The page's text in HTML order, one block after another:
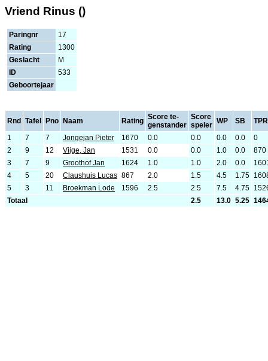
Vriend Rinus ()
Paringnr
17
Rating
1300
Geslacht
M
ID
533
Geboortejaar
Rnd Tafel Pno Naam Rating Score te-
genstander
Score
speler WP SB
TPR
1
7 7 Jongejan Pieter 1670 0.0 0.0 0.0 0.0
0
2
9 12 Vijge, Jan 1531 0.0 0.0 1.0 0.0
870
3
7 9 Groothof Jan 1624 1.0 1.0 2.0 0.0
4
5 20 Claushuis Lucas 867 2.0 1.5 4.5 1.75
5
3 11 Broekman Lode 1596 2.5 2.5 7.5 4.75
Totaal
2.5 13.0 5.25